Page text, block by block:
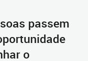
passem
o